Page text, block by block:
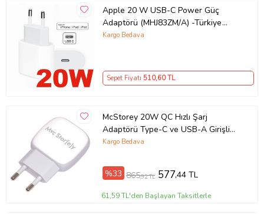
Apple 20 W USB-C Power Güç
Adaptörü (MHJ83ZM/A) -Türkiye
Garantili
Kargo Bedava
Sepet Fiyatı 510,60 TL
McStorey 20W QC Hızlı Şarj
Adaptörü Type-C ve USB-A Girişli
iPhone ile Uyumlu (Beyaz)
Kargo Bedava
%33 865,92 TL 577,44 TL
61,59 TL'den Başlayan Taksitlerle